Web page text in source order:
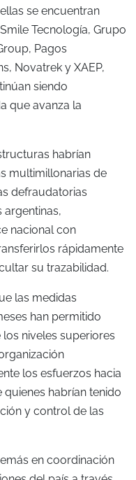
se encuentran
Tecnología, Grupo
Pagos
Novatrek y XAEP,
siendo
que avanza la
habrían
multimillonarias de
defraudatorias
argentinas,
nacional con
rápidamente
su trazabilidad.
las medidas
han permitido
niveles superiores
los esfuerzos hacia
habrían tenido
y control de las
en coordinación